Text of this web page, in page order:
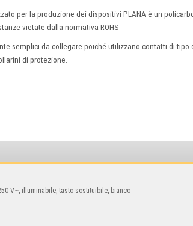
per la produzione dei dispositivi PLANA è un
vietate dalla normativa ROHS
semplici da collegare poiché utilizzano contatti di
di protezione.
V~, illuminabile, tasto sostituibile, bianco